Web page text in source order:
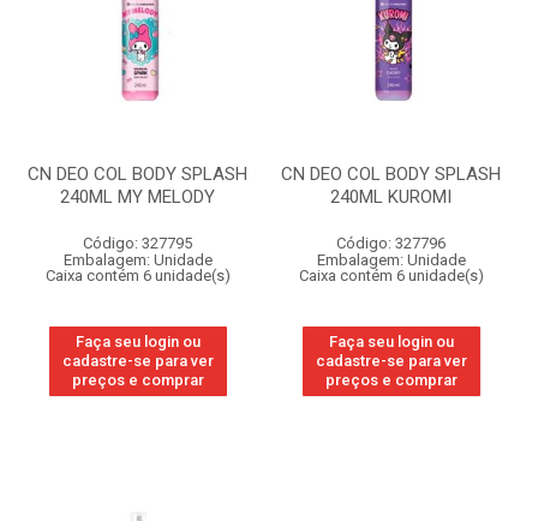
CN DEO COL BODY SPLASH
240ML MY MELODY
Código: 327795
Embalagem: Unidade
Caixa contém 6 unidade(s)
Faça seu login ou
cadastre-se para ver
preços e comprar
CN DEO COL BODY SPLASH
240ML KUROMI
Código: 327796
Embalagem: Unidade
Caixa contém 6 unidade(s)
Faça seu login ou
cadastre-se para ver
preços e comprar